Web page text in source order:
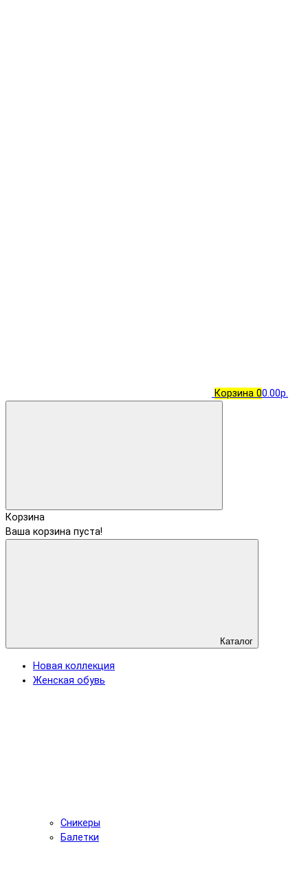
Корзина 00.00р.
Корзина
Ваша корзина пуста!
Каталог
Новая коллекция
Женская обувь
Сникеры
Балетки